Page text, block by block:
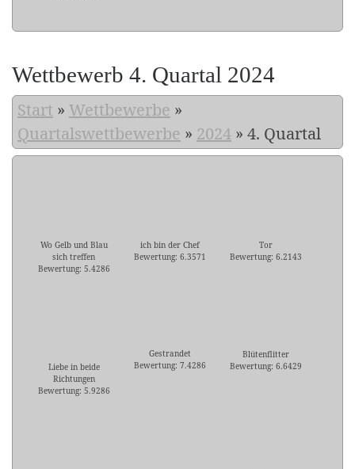
Wettbewerb 4. Quartal 2024
Start » Wettbewerbe »
Quartalswettbewerbe » 2024 » 4. Quartal
Wo Gelb und Blau
sich treffen
Bewertung: 5.4286
ich bin der Chef
Bewertung: 6.3571
Tor
Bewertung: 6.2143
Liebe in beide
Richtungen
Bewertung: 5.9286
Gestrandet
Bewertung: 7.4286
Blütenflitter
Bewertung: 6.6429